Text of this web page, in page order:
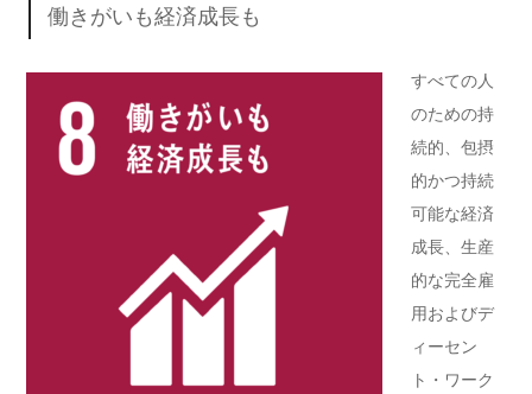
働きがいも経済成長も
すべての人
のための持
続的、包摂
的かつ持続
可能な経済
成長、生産
的な完全雇
用およびデ
ィーセン
ト・ワーク